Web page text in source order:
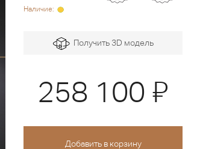
Наличие:
Получить 3D модель
258 100 Я